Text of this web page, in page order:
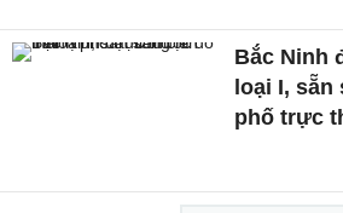
Bắc Ninh
loại I,
phố trực